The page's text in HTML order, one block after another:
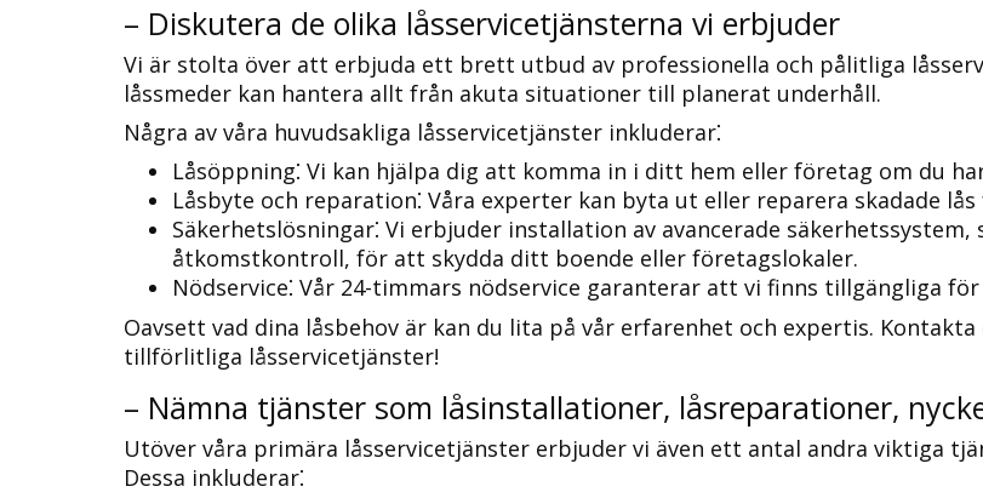
– Diskutera de olika låsservicetjänsterna vi erbjuder
Vi är stolta över att erbjuda ett brett utbud av professionella och pålitliga
låssmeder kan hantera allt från akuta situationer till planerat underhåll.​
Några av våra huvudsakliga låsservicetjänster inkluderar⁚
Låsöppning⁚ Vi kan hjälpa dig att komma in i ditt hem eller företag om du
Låsbyte och reparation⁚ Våra experter kan byta ut eller reparera skadade
Säkerhetslösningar⁚ Vi erbjuder installation av avancerade
åtkomstkontroll, för att skydda ditt boende eller företagslokaler.​
Nödservice⁚ Vår 24-timmars nödservice garanterar att vi finns tillgängliga
Oavsett vad dina låsbehov är kan du lita på vår erfarenhet och expertis.​
tillförlitliga låsservicetjänster!
– Nämna tjänster som låsinstallationer, låsreparationer,
Utöver våra primära låsservicetjänster erbjuder vi även ett antal andra viktiga
Dessa inkluderar⁚